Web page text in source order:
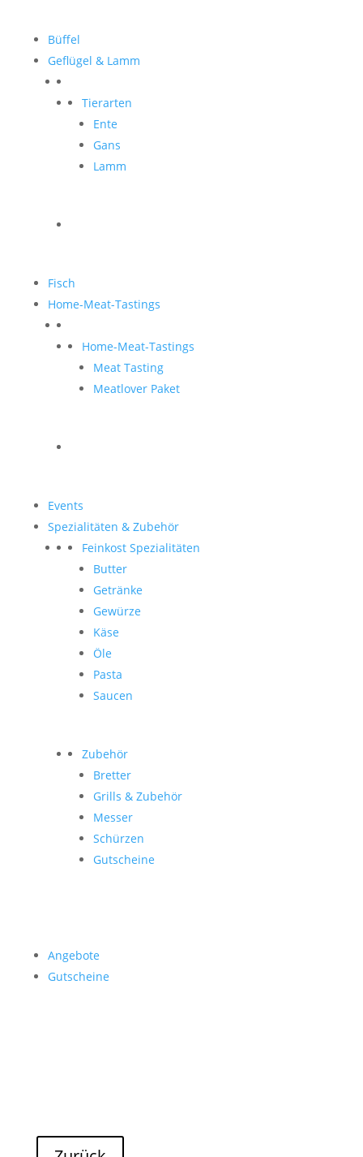
Büffel
Geflügel & Lamm
Tierarten
Ente
Gans
Lamm
Fisch
Home-Meat-Tastings
Home-Meat-Tastings
Meat Tasting
Meatlover Paket
Events
Spezialitäten & Zubehör
Feinkost Spezialitäten
Butter
Getränke
Gewürze
Käse
Öle
Pasta
Saucen
Zubehör
Bretter
Grills & Zubehör
Messer
Schürzen
Gutscheine
Angebote
Gutscheine